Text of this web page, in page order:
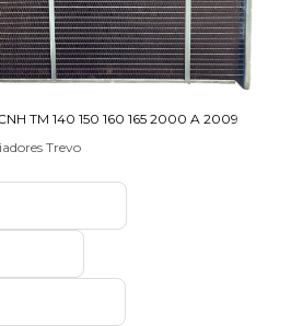
TM 140 150 160 165 2000 A 2009
Trevo